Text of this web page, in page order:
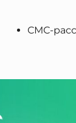
СМС-